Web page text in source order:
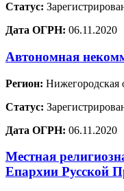
Статус:
Дата ОГРН: 06.11.2020
Автономная
Регион: Нижегородская
Статус:
Дата ОГРН: 06.11.2020
Местная
Епархии Русской